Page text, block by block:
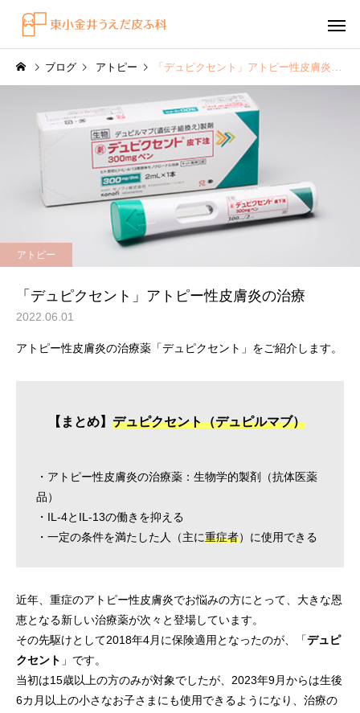
感染症
水虫（足白癬）を放置する
べきではない理由
円形脱毛症
効くの？
～エキシマライト（紫
ブログ アトピー 「デュピクセント」アトピー性皮膚炎の治療
アトピー
「デュピクセント」アトピー性皮膚炎の治療
2022.06.01
アトピー性皮膚炎の治療薬「デュピクセント」をご紹介します。
【まとめ】 デュピクセント（デュピルマブ）
・アトピー性皮膚炎の治療薬：生物学的製剤（抗体医薬
品）
・IL-4とIL-13の働きを抑える
・一定の条件を満たした人（主に重症者）に使用できる
近年、重症のアトピー性皮膚炎でお悩みの方にとって、大きな恩
恵となる新しい治療薬が次々と登場しています。
その先駆けとして2018年4月に保険適用となったのが、「デュピ
クセント 」です。
当初は15歳以上の方のみが対象でしたが、2023年9月からは生後
6カ月以上の小さなお子さまにも使用できるようになり、治療の